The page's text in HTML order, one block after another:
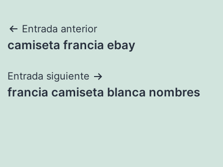
Navegación
de
entradas
Entrada anterior
camiseta francia ebay
Entrada siguiente
francia camiseta blanca nombres